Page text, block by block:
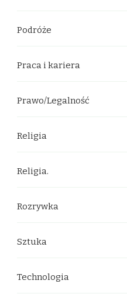
Podróże
Praca i kariera
Prawo/Legalność
Religia
Religia.
Rozrywka
Sztuka
Technologia